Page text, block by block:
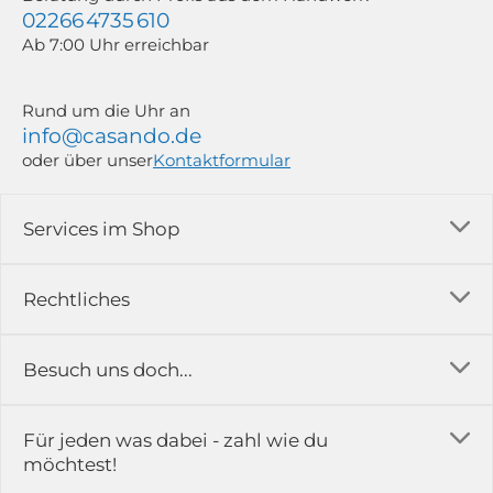
Rechtliches
Impressum
Rückgabe & Reklamation
Services im Shop
Versandkosten
Erfahrungsberichte & Bewertungen
Kontakt
Besuch uns doch...
in der Ausstellung...
02266 4735 610
Ab 7:00 Uhr erreichbar
Rund um die Uhr an
info@casando.de
oder über unserKontaktformular
Für jeden was dabei - zahl wie du
möchtest!